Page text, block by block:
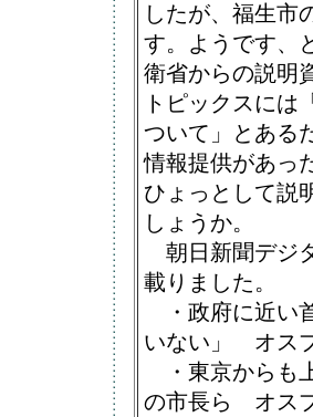
したが、福生市
す。ようです、
衛省からの説明
トピックスには
ついて」とある
情報提供があっ
ひょっとして説
しょうか。
朝日新聞デジ
載りました。
・政府に近い
いない」 オス
・東京からも
の市長ら オス